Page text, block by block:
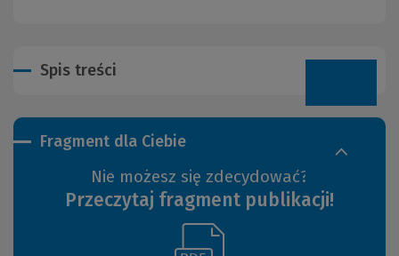
Fragment dla Ciebie
Nie możesz się zdecydować?
Przeczytaj fragment publikacji!
Spis treści